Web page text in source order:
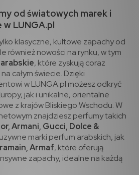
od światowych marek i
w LUNGA.pl
klasyczne, kultowe zapachy od
również nowości na rynku, w tym
, które zyskują coraz
całym świecie. Dzięki
w LUNGA.pl możesz odkryć
jak i unikalne, orientalne
z krajów Bliskiego Wschodu. W
znajdziesz perfumy takich
,Armani, Gucci, Dolce &
marki perfum arabskich, jak
,Armaf, które oferują
zapachy, idealne na każdą